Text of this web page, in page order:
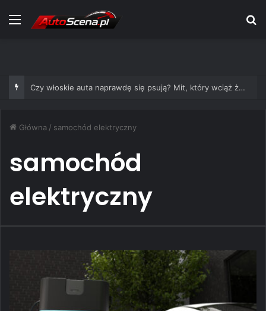
Menu
Czy włoskie auta naprawdę się psują? Mit, który wciąż żyje
Główna / samochód elektryczny
samochód
elektryczny